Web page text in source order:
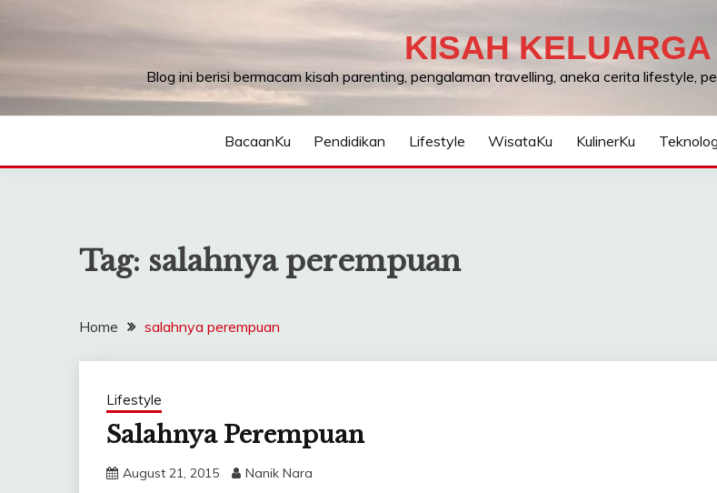
KISAH
Blog ini berisi bermacam kisah parenting, pengalaman travelling, aneka cerita lifestyle,
BacaanKu Pendidikan Lifestyle WisataKu KulinerKu
Tag: salahnya perempuan
Home salahnya perempuan
Lifestyle
Salahnya Perempuan
August 21, 2015 Nanik Nara